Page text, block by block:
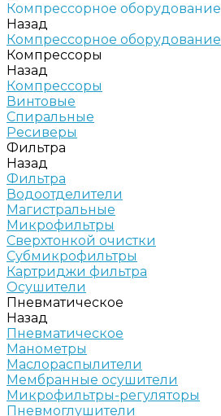
Компрессорное оборудование
Назад
Компрессорное оборудование
Компрессоры
Назад
Компрессоры
Винтовые
Спиральные
Ресиверы
Фильтра
Назад
Фильтра
Водоотделители
Магистральные
Микрофильтры
Сверхтонкой очистки
Субмикрофильтры
Картриджи фильтра
Осушители
Пневматическое
Назад
Пневматическое
Манометры
Маслораспылители
Мембранные осушители
Микрофильтры-регуляторы
Пневмоглушители